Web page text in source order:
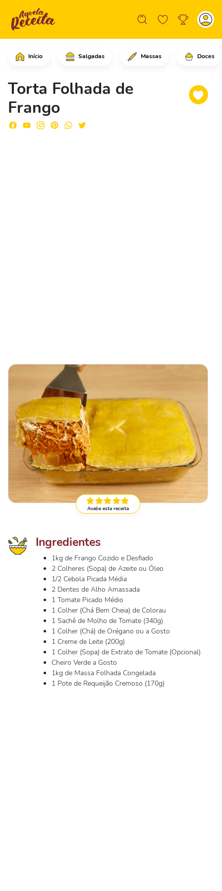
Início Salgadas Massas Doces
Torta Folhada de
Frango
Em uma panela coloque a cebola e
Avalie esta receita
Ingredientes
1kg de Frango Cozido e Desfiado
2 Colheres (Sopa) de Azeite ou Óleo
1/2 Cebola Picada Média
2 Dentes de Alho Amassada
1 Tomate Picado Médio
1 Colher (Chá Bem Cheia) de Colorau
1 Sachê de Molho de Tomate (340g)
1 Colher (Chá) de Orégano ou a Gosto
1 Creme de Leite (200g)
1 Colher (Sopa) de Extrato de Tomate (Opcional)
Cheiro Verde a Gosto
1kg de Massa Folhada Congelada
1 Pote de Requeijão Cremoso (170g)